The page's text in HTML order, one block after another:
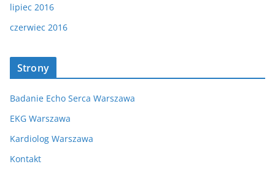
lipiec 2016
czerwiec 2016
Strony
Badanie Echo Serca Warszawa
EKG Warszawa
Kardiolog Warszawa
Kontakt